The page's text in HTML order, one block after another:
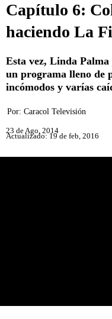
Capítulo 6:
haciendo La
Esta vez, Linda
un programa lleno de
incómodos y varías
Por: Caracol Televisión
23 de Ago, 2014
Actualizado: 19 de feb, 2016